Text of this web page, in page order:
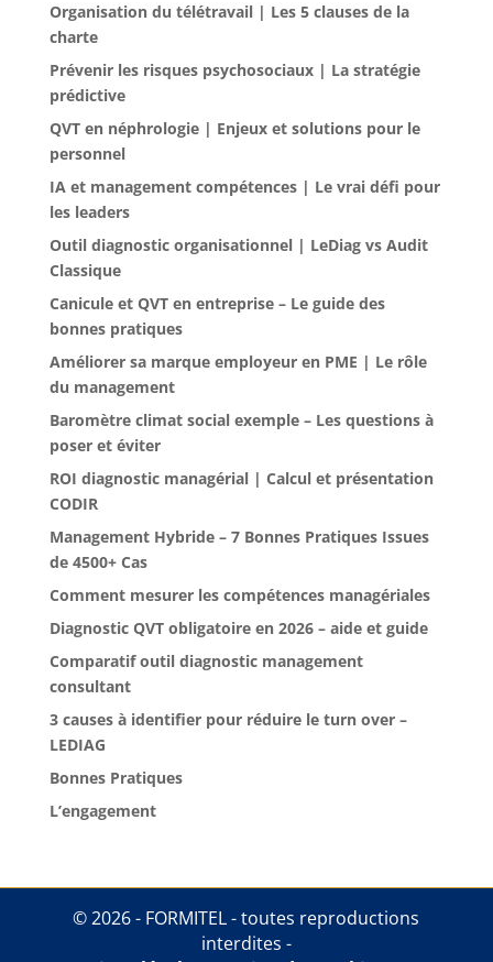
Organisation du télétravail | Les 5 clauses de la
charte
Prévenir les risques psychosociaux | La stratégie
prédictive
QVT en néphrologie | Enjeux et solutions pour le
personnel
IA et management compétences | Le vrai défi pour
les leaders
Outil diagnostic organisationnel | LeDiag vs Audit
Classique
Canicule et QVT en entreprise – Le guide des
bonnes pratiques
Améliorer sa marque employeur en PME | Le rôle
du management
Baromètre climat social exemple – Les questions à
poser et éviter
ROI diagnostic managérial | Calcul et présentation
CODIR
Management Hybride – 7 Bonnes Pratiques Issues
de 4500+ Cas
Comment mesurer les compétences managériales
Diagnostic QVT obligatoire en 2026 – aide et guide
Comparatif outil diagnostic management
consultant
3 causes à identifier pour réduire le turn over –
LEDIAG
Bonnes Pratiques
L’engagement
© 2026 - FORMITEL - toutes reproductions
interdites -